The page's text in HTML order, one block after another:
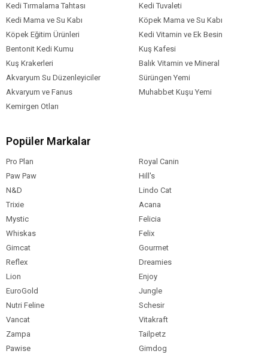
Kedi Tırmalama Tahtası
Kedi Tuvaleti
Kedi Mama ve Su Kabı
Köpek Mama ve Su Kabı
Köpek Eğitim Ürünleri
Kedi Vitamin ve Ek Besin
Bentonit Kedi Kumu
Kuş Kafesi
Kuş Krakerleri
Balık Vitamin ve Mineral
Akvaryum Su Düzenleyiciler
Sürüngen Yemi
Akvaryum ve Fanus
Muhabbet Kuşu Yemi
Kemirgen Otları
Popüler Markalar
Pro Plan
Royal Canin
Paw Paw
Hill's
N&D
Lindo Cat
Trixie
Acana
Mystic
Felicia
Whiskas
Felix
Gimcat
Gourmet
Reflex
Dreamies
Lion
Enjoy
EuroGold
Jungle
Nutri Feline
Schesir
Vancat
Vitakraft
Zampa
Tailpetz
Pawise
Gimdog